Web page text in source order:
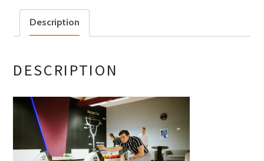
Description
DESCRIPTION